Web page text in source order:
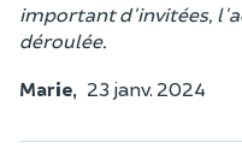
important d'invitées,
déroulée.
Marie, 23 janv. 2024